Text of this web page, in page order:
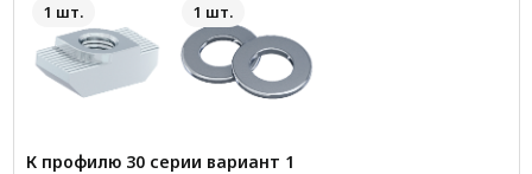
1 шт. 1 шт.
К профилю 30 серии вариант 1